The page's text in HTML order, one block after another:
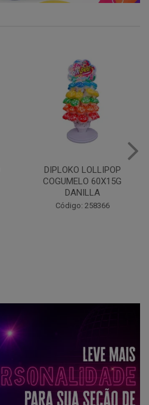
DIPLOKO LOLLIPOP
COGUMELO 60X15G
DANILLA
Código: 258366